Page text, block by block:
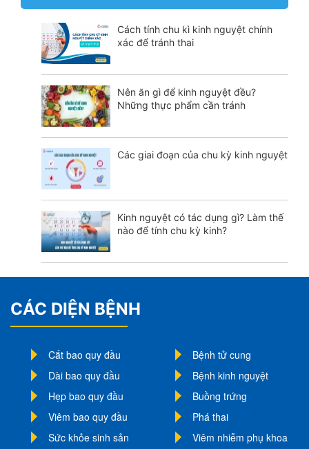
Cách tính chu kì kinh nguyệt chính
xác để tránh thai
Nên ăn gì để kinh nguyệt đều?
Những thực phẩm cần tránh
Các giai đoạn của chu kỳ kinh nguyệt
Kinh nguyệt có tác dụng gì? Làm thế
nào để tính chu kỳ kinh?
CÁC DIỆN BỆNH
Cắt bao quy đầu
Dài bao quy đầu
Hẹp bao quy đầu
Viêm bao quy đầu
Sức khỏe sinh sản
Bệnh tử cung
Bệnh kinh nguyệt
Buồng trứng
Phá thai
Viêm nhiễm phụ khoa